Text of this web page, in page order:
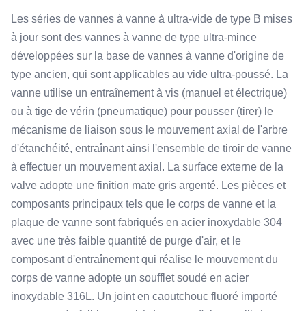
Leak Rate:
≤1,3×10-10 Pa§m3/s
Drive Mode:
Pneumatique avec indication magnétique en place
Working Pressure:
0,6 ～ 0,7 MPa
Materials:
Acier inoxydable
Les séries de vannes à vanne à ultra-vide de type B mises
à jour sont des vannes à vanne de type ultra-mince
développées sur la base de vannes à vanne d'origine de
type ancien, qui sont applicables au vide ultra-poussé. La
vanne utilise un entraînement à vis (manuel et électrique)
ou à tige de vérin (pneumatique) pour pousser (tirer) le
mécanisme de liaison sous le mouvement axial de l'arbre
d'étanchéité, entraînant ainsi l'ensemble de tiroir de vanne
à effectuer un mouvement axial. La surface externe de la
valve adopte une finition mate gris argenté. Les pièces et
composants principaux tels que le corps de vanne et la
plaque de vanne sont fabriqués en acier inoxydable 304
avec une très faible quantité de purge d'air, et le
composant d'entraînement qui réalise le mouvement du
corps de vanne adopte un soufflet soudé en acier
inoxydable 316L. Un joint en caoutchouc fluoré importé